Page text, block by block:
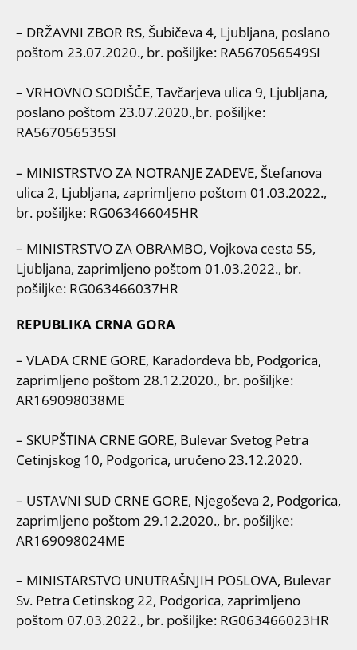
– DRŽAVNI ZBOR RS, Šubičeva 4, Ljubljana, poslano
poštom 23.07.2020., br. pošiljke: RA567056549SI
– VRHOVNO SODIŠČE, Tavčarjeva ulica 9, Ljubljana,
poslano poštom 23.07.2020.,br. pošiljke:
RA567056535SI
– MINISTRSTVO ZA NOTRANJE ZADEVE, Štefanova
ulica 2, Ljubljana, zaprimljeno poštom 01.03.2022.,
br. pošiljke: RG063466045HR
– MINISTRSTVO ZA OBRAMBO, Vojkova cesta 55,
Ljubljana, zaprimljeno poštom 01.03.2022., br.
pošiljke: RG063466037HR
REPUBLIKA CRNA GORA
– VLADA CRNE GORE, Karađorđeva bb, Podgorica,
zaprimljeno poštom 28.12.2020., br. pošiljke:
AR169098038ME
– SKUPŠTINA CRNE GORE, Bulevar Svetog Petra
Cetinjskog 10, Podgorica, uručeno 23.12.2020.
– USTAVNI SUD CRNE GORE, Njegoševa 2, Podgorica,
zaprimljeno poštom 29.12.2020., br. pošiljke:
AR169098024ME
– MINISTARSTVO UNUTRAŠNJIH POSLOVA, Bulevar
Sv. Petra Cetinskog 22, Podgorica, zaprimljeno
poštom 07.03.2022., br. pošiljke: RG063466023HR